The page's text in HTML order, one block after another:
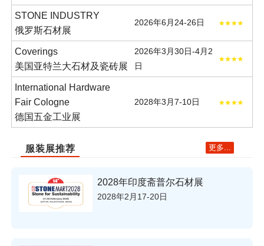
STONE INDUSTRY
俄罗斯石材展
2026年6月24-26日
Coverings
美国亚特兰大石材及瓷砖展
2026年3月30日-4月2
日
International Hardware
Fair Cologne
德国五金工业展
2028年3月7-10日
服装展推荐 更多...
2028年印度斋普尔石材展
2028年2月17-20日